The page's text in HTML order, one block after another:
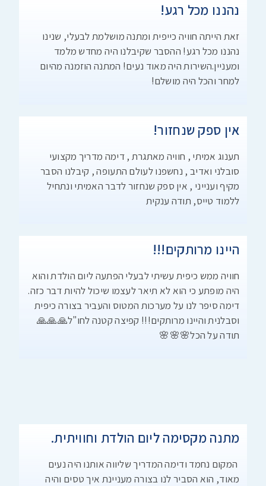
נהננו מכל רגע!
זאת הייתה חוויה כייפית ומתנה מושלמת לבעלי, שנינו
נהננו מכל רגע! ההסבר שקיבלנו היה מחדש מלמד
ומעניין.השירות היה מאוד נעים! המתנה הוזמנה מהיום
למחר והכל היה מושלם!
אין ספק שנחזור!
תענוג אמיתי , חוויה מאתגרת , דימה מדריך מקצועי
סובלני ואדיב , נחשפנו לעולם התעופה , קיבלנו הסבר
מקיף וענייני , אין ספק שנחזור לדבר האמיתי ונתחיל
ללמוד טייס, תודה ענקית
היינו מרותקים!!!
חוויה ממש כיפית עשיתי לבעלי הפתעה ליום הולדת והוא
היה מופתע כי הוא לא תיאר לעצמו שיכול להיות דבר כזה.
דימה סיפר לנו על מערכות המטוס והעביר בצורה כיפית
וסבלנית והיינו מרותקים!!! קפיצה קטנה לחו"ל🙏🙏🙏
תודה על הכל🌸🌸🌸
מתנה מקסימה ליום הולדת וחוויתית.
המקום נחמד ודימה המדריך שליווה אותנו היה נעים
מאוד, הוא הסביר לנו בצורה מעניינת איך טסים והיה